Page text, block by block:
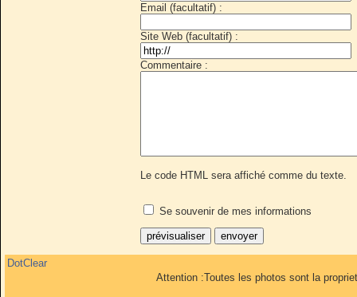
Email (facultatif) :
Site Web (facultatif) :
Commentaire :
Le code HTML sera affiché comme du texte.
Se souvenir de mes informations
DotClear
Attention :Toutes les photos sont la